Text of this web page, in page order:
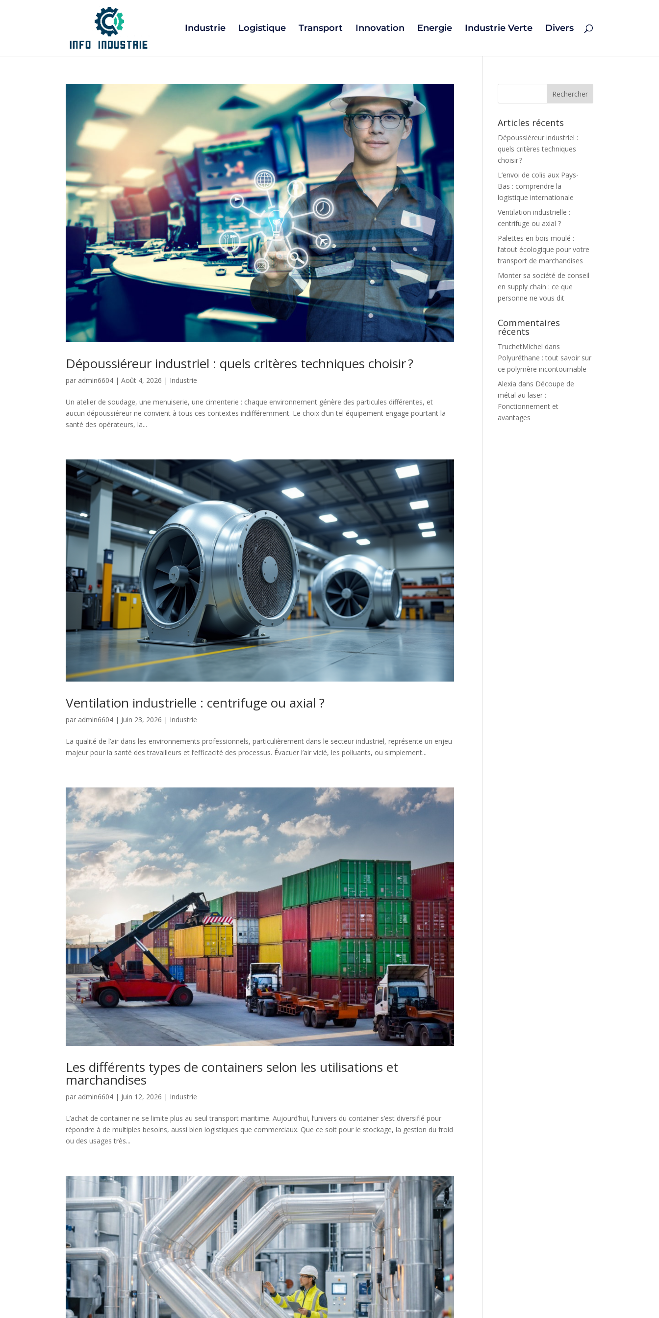
Industrie Logistique Transport Innovation Energie Industrie Verte Divers
Dépoussiéreur industriel : quels critères techniques choisir ?
par admin6604 |Août 4, 2026 | Industrie
Un atelier de soudage, une menuiserie, une cimenterie : chaque environnement génère des particules différentes, et
aucun dépoussiéreur ne convient à tous ces contextes indifféremment. Le choix d’un tel équipement engage pourtant la
santé des opérateurs, la...
Ventilation industrielle : centrifuge ou axial ?
par admin6604 | Juin 23, 2026 | Industrie
La qualité de l’air dans les environnements professionnels, particulièrement dans le secteur industriel, représente un enjeu
majeur pour la santé des travailleurs et l’efficacité des processus. Évacuer l’air vicié, les polluants, ou simplement...
Les différents types de containers selon les utilisations et
marchandises
par admin6604 | Juin 12, 2026 | Industrie
L’achat de container ne se limite plus au seul transport maritime. Aujourd’hui, l’univers du container s’est diversifié pour
répondre à de multiples besoins, aussi bien logistiques que commerciaux. Que ce soit pour le stockage, la gestion du froid
ou des usages très...
Articles récents
Dépoussiéreur industriel :
quels critères techniques
choisir ?
L’envoi de colis aux Pays-
Bas : comprendre la
logistique internationale
Ventilation industrielle :
centrifuge ou axial ?
Palettes en bois moulé :
l’atout écologique pour votre
transport de marchandises
Monter sa société de conseil
en supply chain : ce que
personne ne vous dit
Commentaires
récents
TruchetMichel dans
Polyuréthane : tout savoir sur
ce polymère incontournable
Alexia dans Découpe de
métal au laser :
Fonctionnement et
avantages